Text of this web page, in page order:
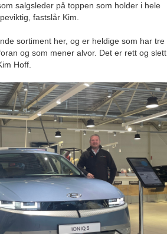
salgsleder på toppen som holder i hele
fastslår Kim.
sortiment her, og er heldige som har tre
og som mener alvor. Det er rett og slett
Hoff.